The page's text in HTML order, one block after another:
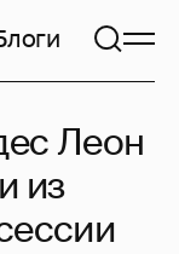
Леон
из